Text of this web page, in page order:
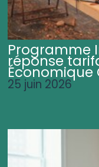
Programme
réponse
25 juin 2026